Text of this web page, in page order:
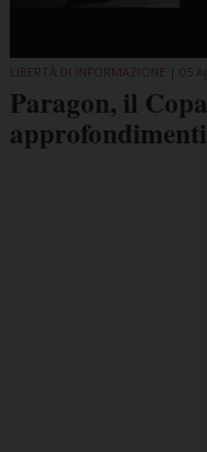
LIBERTÀ DI INFORMAZIONE
Paragon, il